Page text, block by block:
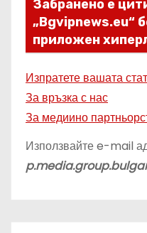
Забранено е
„Bgvipnews.eu“
приложен
Изпратете вашата
За връзка с нас
За медиино
Използвайте e-mail